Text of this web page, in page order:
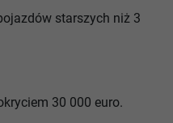
starszych niż 3
30 000 euro.